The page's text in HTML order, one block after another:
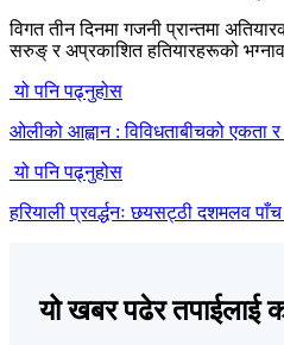
विगत तीन दिनमा गजनी प्रान्तमा
सरुङ् र अप्रकाशित हतियारहरूको
यो पनि पढ्नुहोस
ओलीको आह्वान : विविधताबीचको एकता
यो पनि पढ्नुहोस
हरियाली प्रवर्द्धनः छयसट्ठी दशमलव पाँच
यो खबर पढेर तपाईलाई